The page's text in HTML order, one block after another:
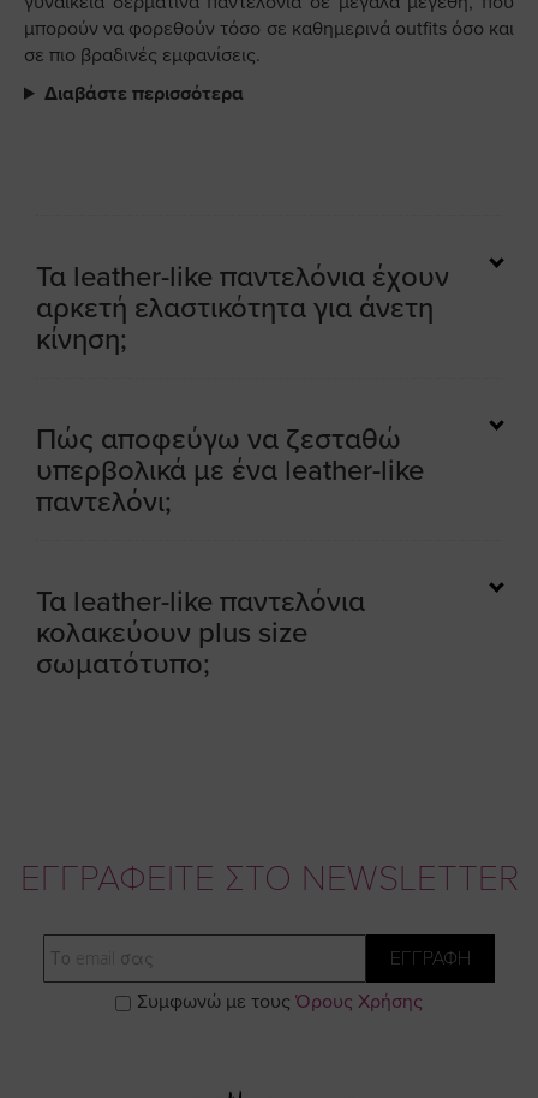
μπορούν να φορεθούν τόσο σε καθημερινά outfits όσο και
σε πιο βραδινές εμφανίσεις.
Διαβάστε περισσότερα
Τα leather-like παντελόνια έχουν
αρκετή ελαστικότητα για άνετη
κίνηση;
Πώς αποφεύγω να ζεσταθώ
υπερβολικά με ένα leather-like
παντελόνι;
Τα leather-like παντελόνια
κολακεύουν plus size
σωματότυπο;
ΕΓΓΡΑΦΕΙΤΕ ΣΤΟ NEWSLETTER
Email
ΕΓΓΡΑΦΗ
Συμφωνώ με τους Όρους Χρήσης